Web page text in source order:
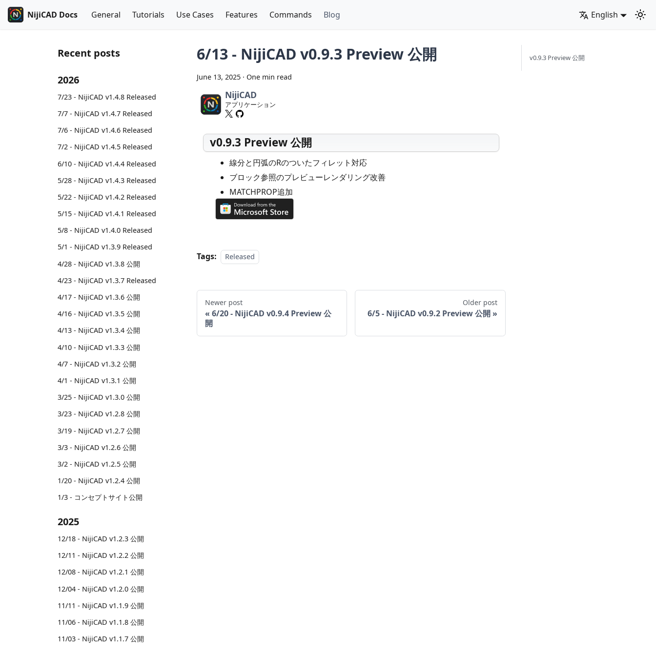
NijiCAD Docs General Tutorials Use Cases Features Commands Blog English
Recent posts
2026
7/23 - NijiCAD v1.4.8 Released
7/7 - NijiCAD v1.4.7 Released
7/6 - NijiCAD v1.4.6 Released
7/2 - NijiCAD v1.4.5 Released
6/10 - NijiCAD v1.4.4 Released
5/28 - NijiCAD v1.4.3 Released
5/22 - NijiCAD v1.4.2 Released
5/15 - NijiCAD v1.4.1 Released
5/8 - NijiCAD v1.4.0 Released
5/1 - NijiCAD v1.3.9 Released
4/28 - NijiCAD v1.3.8 公開
4/23 - NijiCAD v1.3.7 Released
4/17 - NijiCAD v1.3.6 公開
4/16 - NijiCAD v1.3.5 公開
4/13 - NijiCAD v1.3.4 公開
4/10 - NijiCAD v1.3.3 公開
4/7 - NijiCAD v1.3.2 公開
4/1 - NijiCAD v1.3.1 公開
3/25 - NijiCAD v1.3.0 公開
3/23 - NijiCAD v1.2.8 公開
3/19 - NijiCAD v1.2.7 公開
3/3 - NijiCAD v1.2.6 公開
3/2 - NijiCAD v1.2.5 公開
1/20 - NijiCAD v1.2.4 公開
1/3 - コンセプトサイト公開
2025
12/18 - NijiCAD v1.2.3 公開
12/11 - NijiCAD v1.2.2 公開
12/08 - NijiCAD v1.2.1 公開
12/04 - NijiCAD v1.2.0 公開
11/11 - NijiCAD v1.1.9 公開
11/06 - NijiCAD v1.1.8 公開
11/03 - NijiCAD v1.1.7 公開
6/13 - NijiCAD v0.9.3 Preview 公開
June 13, 2025 · One min read
NijiCAD
アプリケーション
v0.9.3 Preview 公開
線分と円弧のRのついたフィレット対応
ブロック参照のプレビューレンダリング改善
MATCHPROP追加
Tags: Released
Newer post
6/20 - NijiCAD v0.9.4 Preview 公
開
Older post
6/5 - NijiCAD v0.9.2 Preview 公開
v0.9.3 Preview 公開